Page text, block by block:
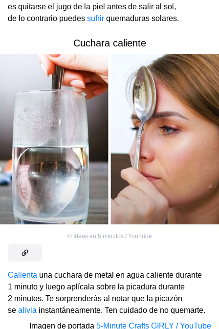
es quitarse el jugo de la piel antes de salir al sol,
de lo contrario puedes sufrir quemaduras solares.
Cuchara caliente
© Ideas en 5 minutos / YouTube
Calienta una cuchara de metal en agua caliente durante
1 minuto y luego aplícala sobre la picadura durante
2 minutos. Te sorprenderás al notar que la picazón
se alivia instantáneamente. Ten cuidado de no quemarte.
Imagen de portada 5-Minute Crafts GIRLY / YouTube